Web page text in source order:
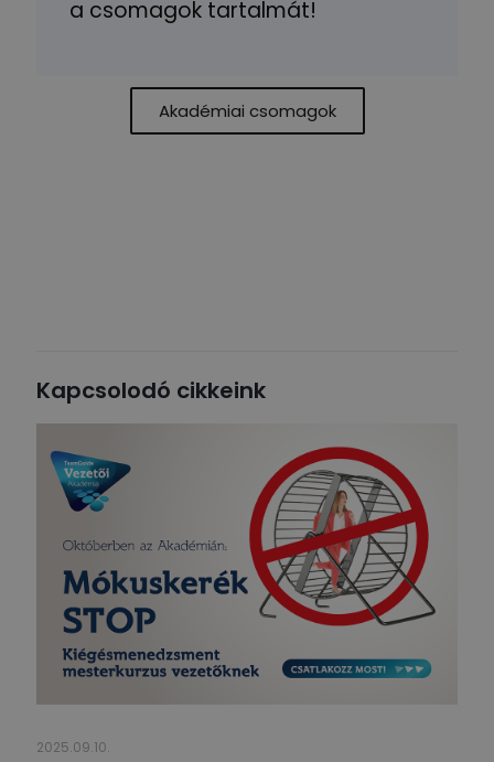
a csomagok tartalmát!
Akadémiai csomagok
Kapcsolodó cikkeink
2025.09.10.